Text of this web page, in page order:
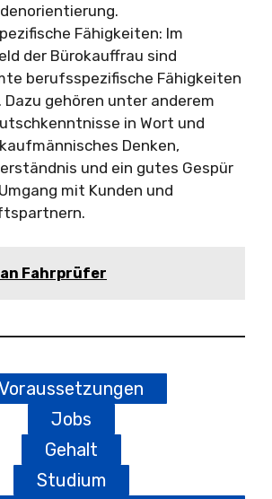
Fähigkeiten: Im
der Bürokauffrau sind
berufsspezifische Fähigkeiten
gehören unter anderem
in Wort und
Denken,
und ein gutes Gespür
mit Kunden und
Fahrprüfer
Jobs
Gehalt
Studium